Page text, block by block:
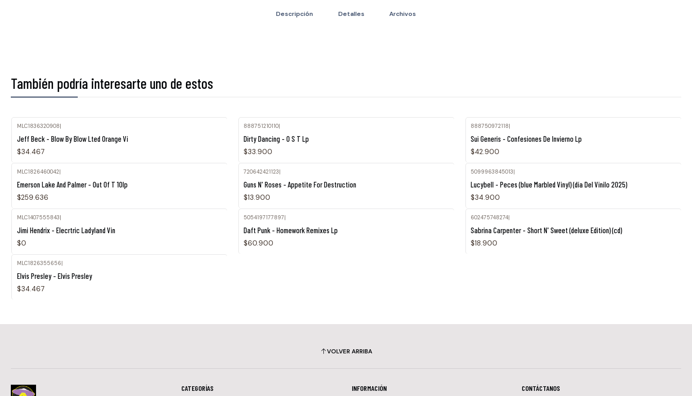
Descripción Detalles Archivos
También podría interesarte uno de estos
MLC1836320908|
Jeff Beck - Blow By Blow Lted Orange Vi
$34.467
888751210110|
Dirty Dancing - O S T Lp
$33.900
888750972118|
Sui Generis - Confesiones De Invierno Lp
$42.900
MLC1826460042|
Emerson Lake And Palmer - Out Of T 10lp
$259.636
720642421123|
Guns N' Roses - Appetite For Destruction
$13.900
5099963845013|
Lucybell - Peces (blue Marbled Vinyl) (día Del Vinilo 2025)
$34.900
MLC1407555843|
Jimi Hendrix - Elecrtric Ladyland Vin
$0
5054197177897|
Daft Punk - Homework Remixes Lp
$60.900
602475748274|
Sabrina Carpenter - Short N' Sweet (deluxe Edition) (cd)
$18.900
MLC1826355656|
Elvis Presley - Elvis Presley
$34.467
VOLVER ARRIBA
CATEGORÍAS INFORMACIÓN CONTÁCTANOS